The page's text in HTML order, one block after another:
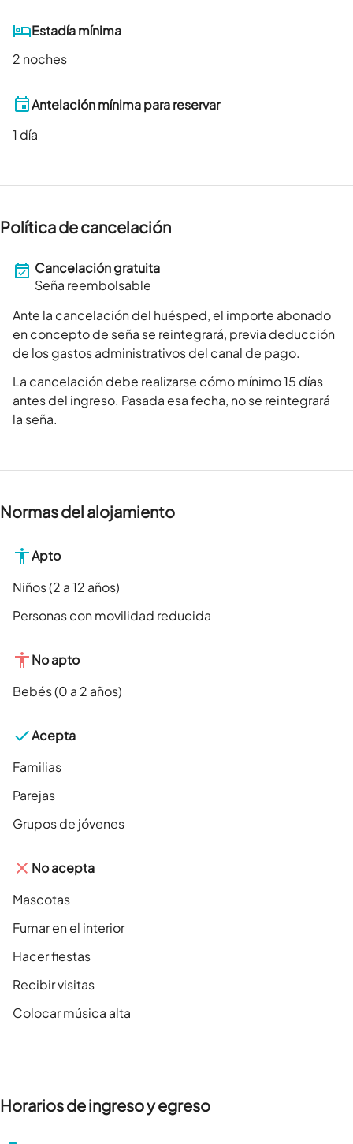
Estadía mínima
2 noches
Antelación mínima para reservar
1 día
Política de cancelación
Cancelación gratuita
Seña reembolsable
Ante la cancelación del huésped, el importe abonado
en concepto de seña se reintegrará, previa deducción
de los gastos administrativos del canal de pago.
La cancelación debe realizarse cómo mínimo 15 días
antes del ingreso. Pasada esa fecha, no se reintegrará
la seña.
Normas del alojamiento
Apto
Niños (2 a 12 años)
Personas con movilidad reducida
No apto
Bebés (0 a 2 años)
Acepta
Familias
Parejas
Grupos de jóvenes
No acepta
Mascotas
Fumar en el interior
Hacer fiestas
Recibir visitas
Colocar música alta
Horarios de ingreso y egreso